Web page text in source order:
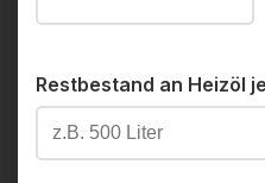
Restbestand an Heizöl